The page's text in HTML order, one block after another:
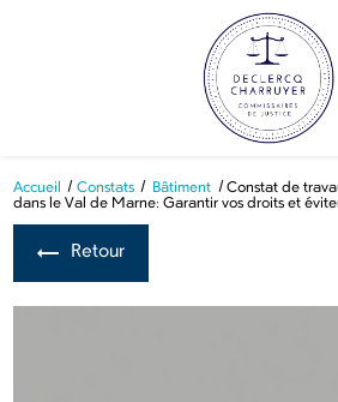
Accueil Constats Bâtiment
Constat de
dans le Val de Marne: Garantir vos droits et
Retour
Panneau de gestion des cookies